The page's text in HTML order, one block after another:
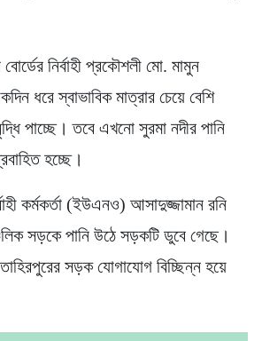
নির্বাহী প্রকৌশলী মো. মামুন
ধরে স্বাভাবিক মাত্রার চেয়ে বেশি
পাচ্ছে। তবে এখনো সুরমা নদীর পানি
হচ্ছে।
কর্মকর্তা (ইউএনও) আসাদুজ্জামান রনি
সড়কে পানি উঠে সড়কটি ডুবে গেছে।
সড়ক যোগাযোগ বিচ্ছিন্ন হয়ে